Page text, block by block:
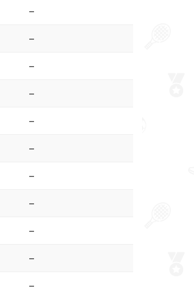
–
–
–
–
–
–
–
–
–
–
–